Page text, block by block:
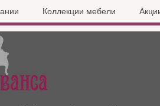
Коллекции мебели